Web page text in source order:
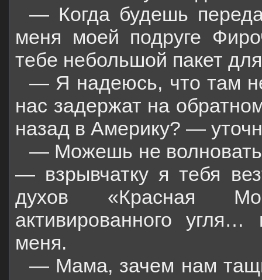
— Когда будешь
меня моей подруге
тебе небольшой пакет
— Я надеюсь, что там не
нас задержат на
назад в Америку? —
— Можешь не
— взрывчатку я тебя
духов «Красная
активированного
меня.
— Мама, зачем нам